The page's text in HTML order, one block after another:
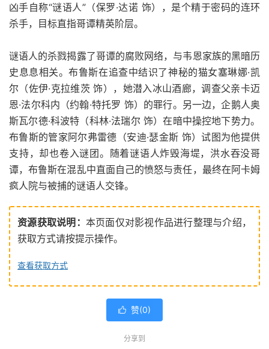
凶手自称“谜语人”（保罗·达诺 饰），是个精于密码的连环
杀手，目标直指哥谭精英阶层。
谜语人的杀戮揭露了哥谭的腐败网络，与韦恩家族的黑暗历
史息息相关。布鲁斯在追查中结识了神秘的猫女塞琳娜·凯
尔（佐伊·克拉维茨 饰），她潜入冰山酒廊，调查父亲卡迈
恩·法尔科内（约翰·特托罗 饰）的罪行。另一边，企鹅人奥
斯瓦尔德·科波特（科林·法瑞尔 饰）在暗中操控地下势力。
布鲁斯的管家阿尔弗雷德（安迪·瑟金斯 饰）试图为他提供
支持，却也卷入谜团。随着谜语人炸毁海堤，洪水吞没哥
谭，布鲁斯在混乱中直面自己的愤怒与责任，最终在阿卡姆
疯人院与被捕的谜语人交锋。
资源获取说明： 本页面仅对影视作品进行整理与介绍，
获取方式请按提示操作。
查看获取方式
 赞(0)
分享到